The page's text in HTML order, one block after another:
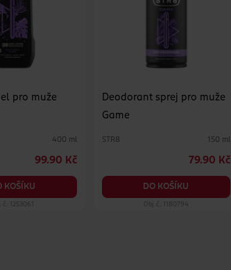
pro muže
400 ml
99.90 Kč
KOŠÍKU
č.: 1253061
Deodorant sprej pro muže
Game
STR8 150 ml
79.90 Kč
DO KOŠÍKU
Obj. č.: 1180794